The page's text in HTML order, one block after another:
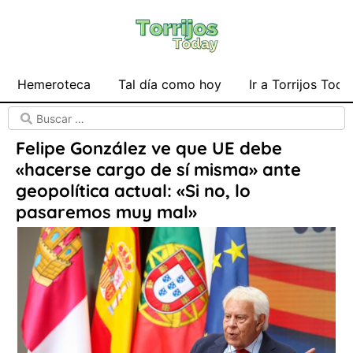
Hemeroteca Tal día como hoy Ir a Torrijos
Felipe González ve que UE debe
«hacerse cargo de sí misma» ante
geopolítica actual: «Si no, lo
pasaremos muy mal»